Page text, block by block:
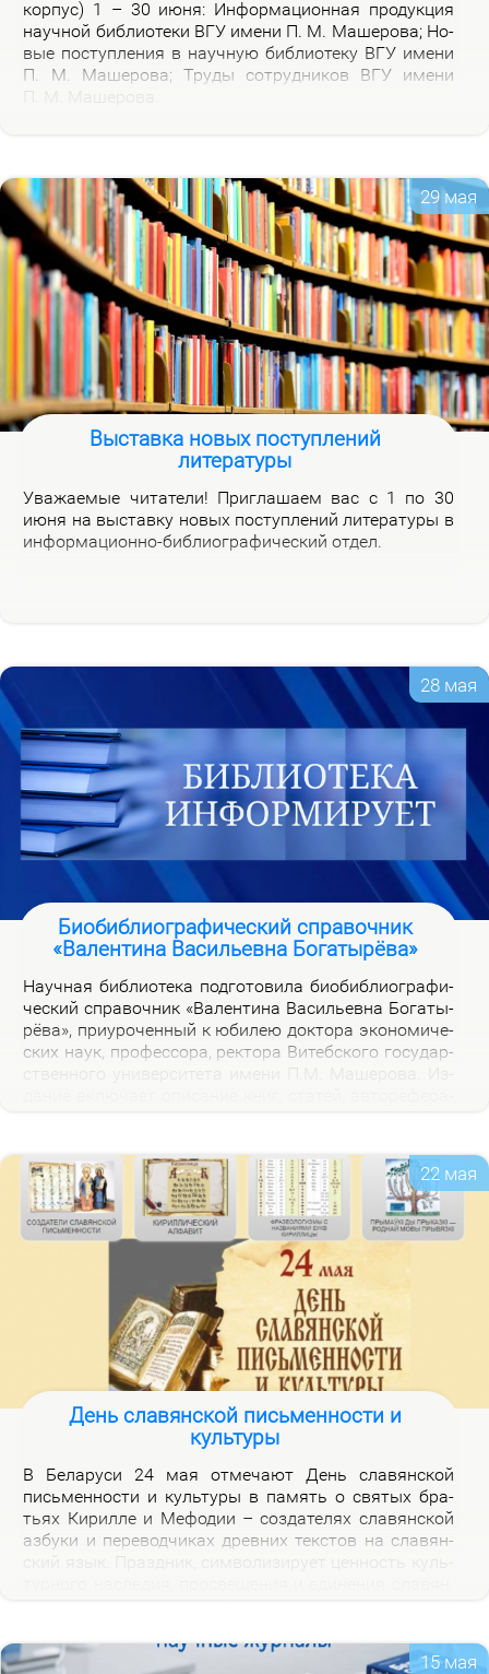
кор­пус) 1 – 30 июня: Ин­фор­ма­ци­он­ная про­дук­ция
на­уч­ной биб­лио­те­ки ВГУ име­ни П. М. Ма­ше­ро­ва; Но­
вые по­ступ­ле­ния в на­уч­ную биб­лио­те­ку ВГУ име­ни
П. М. Ма­ше­ро­ва; Тру­ды со­труд­ни­ков ВГУ име­ни
29 мая
Выставка новых поступлений
литературы
Ува­жа­е­мые чи­та­те­ли! При­гла­ша­ем вас с 1 по 30
июня на вы­став­ку но­вых по­ступ­ле­ний ли­те­ра­ту­ры в
ин­фор­ма­ци­он­но-биб­лио­гра­фи­че­ский от­дел.
28 мая
Биобиблиографический справочник
«Валентина Васильевна Богатырёва»
На­уч­ная биб­лио­те­ка под­го­то­ви­ла био­биб­лио­гра­фи­
че­ский спра­воч­ник «Ва­лен­ти­на Ва­си­льев­на Бо­га­ты­
рё­ва», при­уро­чен­ный к юби­лею док­то­ра эко­но­ми­че­
ских на­ук, про­фес­со­ра, рек­то­ра Ви­теб­ско­го го­судар­
22 мая
День славянской письменности и
культуры
В Бе­ла­ру­си 24 мая от­ме­ча­ют День сла­вян­ской
пись­мен­но­сти и куль­ту­ры в па­мять о свя­тых бра­
тьях Ки­рил­ле и Ме­фо­дии – со­зда­те­лях сла­вян­ской
аз­бу­ки и пе­ре­вод­чи­ках древ­них тек­стов на сла­вян­
ской на­род­но­сти.
15 мая